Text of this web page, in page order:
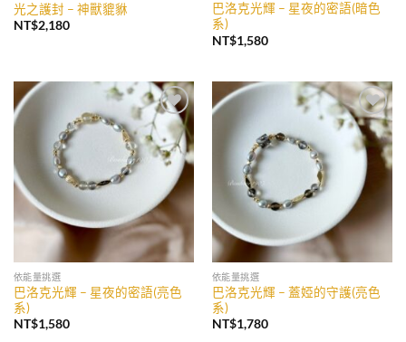
光之護封 – 神獸貔貅
NT$2,180
巴洛克光輝 – 星夜的密語(暗色
系)
NT$1,580
加入
收藏
依能量挑選
巴洛克光輝 – 星夜的密語(亮色
系)
NT$1,580
加入
收藏
依能量挑選
巴洛克光輝 – 蓋婭的守護(亮色
系)
NT$1,780